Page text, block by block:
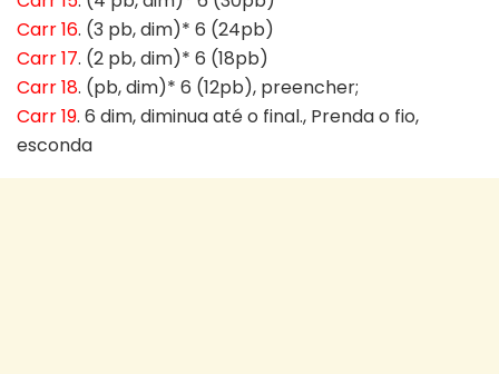
Carr 16. (3 pb, dim)* 6 (24pb)
Carr 17. (2 pb, dim)* 6 (18pb)
Carr 18. (pb, dim)* 6 (12pb), preencher;
Carr 19. 6 dim, diminua até o final., Prenda o fio,
esconda